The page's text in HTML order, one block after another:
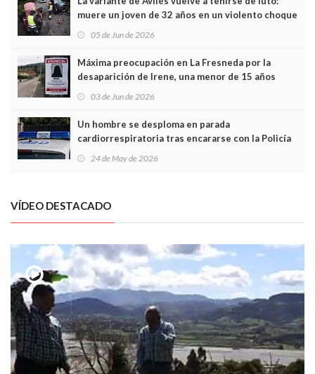
muere un joven de 32 años en un violento choque
frontal
05 de Jun de 2026
Máxima preocupación en La Fresneda por la
desaparición de Irene, una menor de 15 años
03 de Jun de 2026
Un hombre se desploma en parada
cardiorrespiratoria tras encararse con la Policía
Local en Luanco
24 de May de 2026
VÍDEO DESTACADO